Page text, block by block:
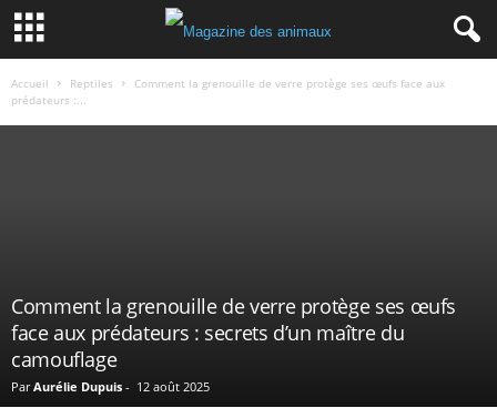
Accueil Reptiles
Comment la grenouille de verre protège ses œufs face aux
prédateurs :...
Comment la grenouille de verre protège ses œufs
face aux prédateurs : secrets d’un maître du
camouflage
Par Aurélie Dupuis - 12 août 2025